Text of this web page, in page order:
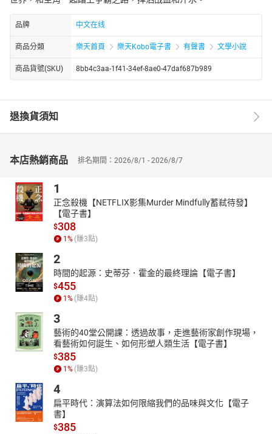
品牌 中文在线
商品分類 樂天首頁 樂天Kobo電子書 有聲書 文學小說
商品貨號(SKU) 8bb4c3aa-1f41-34ef-8ae0-47daf687b989
退換貨須知
本店熱銷商品 排名期間：2026/8/1 - 2026/8/7
1
正念殺機【NETFLIX影集Murder Mindfully蓄弒待發】
【電子書】
$308
1% (賺3點)
2
時間的起源：史蒂芬．霍金的最終理論【電子書】
$455
1% (賺4點)
3
藝術的40堂公開課：透過故事，走進藝術家創作現場，
看藝術如何誕生、如何形塑人類生活【電子書】
$385
1% (賺3點)
4
扁平時代：演算法如何限縮我們的品味與文化【電子
書】
$385